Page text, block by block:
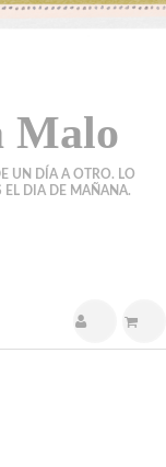
Malo
UN DÍA A OTRO. LO
EL DIA DE MAÑANA.